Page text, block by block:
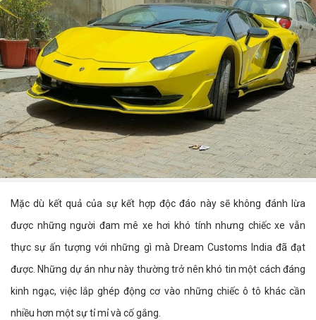
Mặc dù kết quả của sự kết hợp độc đáo này sẽ không đánh lừa
được những người đam mê xe hơi khó tính nhưng chiếc xe vẫn
thực sự ấn tượng với những gì mà Dream Customs India đã đạt
được. Những dự án như này thường trở nên khó tin một cách đáng
kinh ngạc, việc lắp ghép động cơ vào những chiếc ô tô khác cần
nhiều hơn một sự tỉ mỉ và cố gắng.